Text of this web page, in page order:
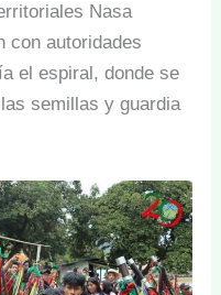
Nasa
con autoridades
el espiral, donde se
semillas y guardia